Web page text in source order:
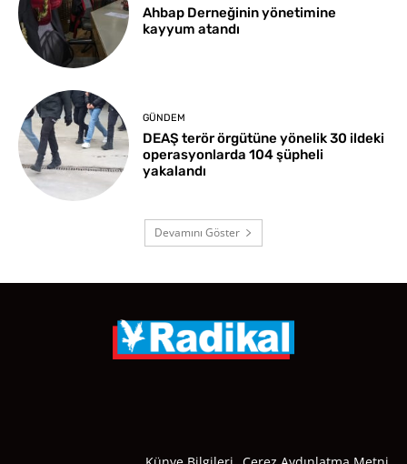
Ahbap Derneğinin yönetimine
kayyum atandı
GÜNDEM
DEAŞ terör örgütüne yönelik 30 ildeki
operasyonlarda 104 şüpheli
yakalandı
Devamını Göster